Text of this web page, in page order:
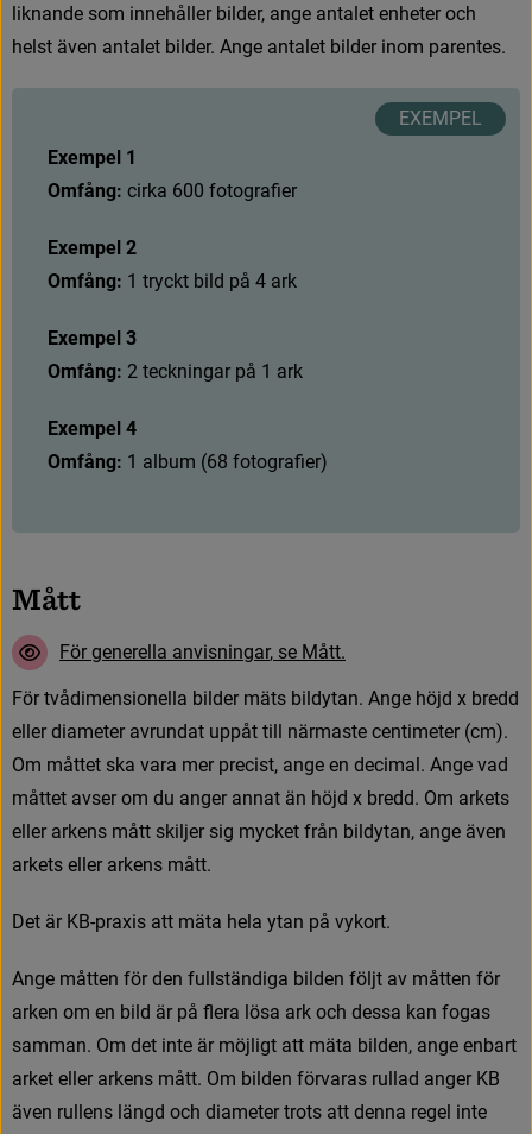
liknande som innehåller bilder, ange antalet enheter och
helst även antalet bilder. Ange antalet bilder inom parentes.
Exempel 1
Omfång: cirka 600 fotografer
Exempel 2
Omfång: 1 tryckt bild på 4 ark
Exempel 3
Omfång: 2 teckningar på 1 ark
Exempel 4
Omfång: 1 album (68 fotografer)
Mått
För genere a anvisningar, se Mått.
För tvådimensionella bilder mäts bildytan. Ange höjd x bredd
eller diameter avrundat uppåt till närmaste centimeter (cm).
Om måttet ska vara mer precist, ange en decimal. Ange vad
måttet avser om du anger annat än höjd x bredd. Om arkets
eller arkens mått skiljer sig mycket från bildytan, ange även
arkets eller arkens mått.
Det är KB-praxis att mäta hela ytan på vykort.
Ange måtten för den fullständiga bilden följt av måtten för
arken om en bild är på fera lösa ark och dessa kan fogas
samman. Om det inte är möjligt att mäta bilden, ange enbart
arket eller arkens mått. Om bilden förvaras rullad anger KB
även rullens längd och diameter trots att denna regel inte